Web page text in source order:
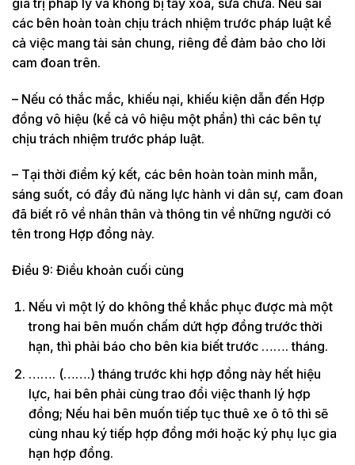
các bên hoàn toàn chịu trách nhiệm trước pháp luật kể
cả việc mang tài sản chung, riêng để đảm bảo cho lời
cam đoan trên.
– Nếu có thắc mắc, khiếu nại, khiếu kiện dẫn đến Hợp
đồng vô hiệu (kể cả vô hiệu một phần) thì các bên tự
chịu trách nhiệm trước pháp luật.
– Tại thời điểm ký kết, các bên hoàn toàn minh mẫn,
sáng suốt, có đầy đủ năng lực hành vi dân sự, cam đoan
đã biết rõ về nhân thân và thông tin về những người có
tên trong Hợp đồng này.
Điều 9: Điều khoản cuối cùng
Nếu vì một lý do không thể khắc phục được mà một
trong hai bên muốn chấm dứt hợp đồng trước thời
hạn, thì phải báo cho bên kia biết trước ……. tháng.
……. (…….) tháng trước khi hợp đồng này hết hiệu
lực, hai bên phải cùng trao đổi việc thanh lý hợp
đồng; Nếu hai bên muốn tiếp tục thuê xe ô tô thì sẽ
cùng nhau ký tiếp hợp đồng mới hoặc ký phụ lục gia
hạn hợp đồng.